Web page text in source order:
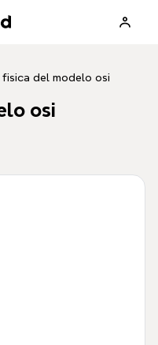
fisica del modelo osi
osi